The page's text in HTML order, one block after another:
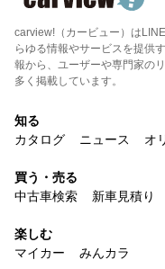
carview!（カービュー）は
らゆる情報やサービスを提供
報から、ユーザーや専門家の
多く掲載しています。
知る
カタログ
ニュース オ
買う・売る
中古車検索
新車見積り
楽しむ
マイカー
みんカラ